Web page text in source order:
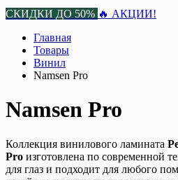
СКИДКИ ДО 50% 🔥 АКЦИИ!
Главная
Товары
Винил
Namsen Pro
Namsen Pro
Коллекция винилового ламината
Pro изготовлена по современной
для глаз и подходит для любого